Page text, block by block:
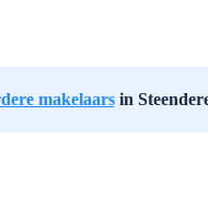
makelaarsin